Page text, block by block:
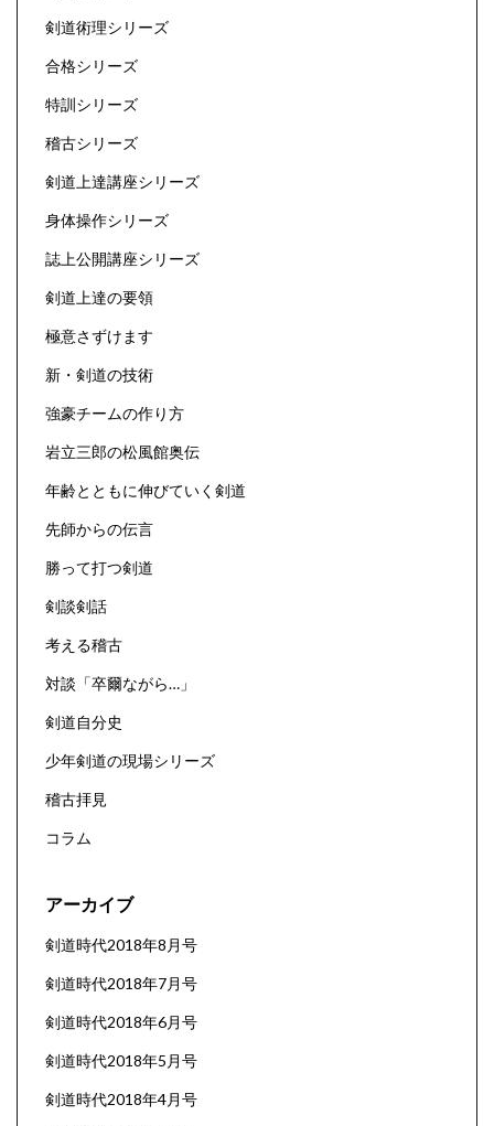
剣道術理シリーズ
合格シリーズ
特訓シリーズ
稽古シリーズ
剣道上達講座シリーズ
身体操作シリーズ
誌上公開講座シリーズ
剣道上達の要領
極意さずけます
新・剣道の技術
強豪チームの作り方
岩立三郎の松風館奥伝
年齢とともに伸びていく剣道
先師からの伝言
勝って打つ剣道
剣談剣話
考える稽古
対談「卒爾ながら…」
剣道自分史
少年剣道の現場シリーズ
稽古拝見
コラム
アーカイブ
剣道時代2018年8月号
剣道時代2018年7月号
剣道時代2018年6月号
剣道時代2018年5月号
剣道時代2018年4月号